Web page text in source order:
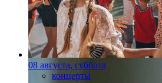
08 августа, суббота
концерты